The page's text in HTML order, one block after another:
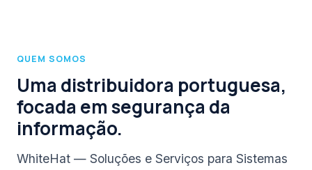
QUEM SOMOS
Uma distribuidora portuguesa,
focada em segurança da
informação.
WhiteHat — Soluções e Serviços para Sistemas